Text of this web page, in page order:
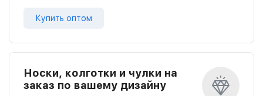
Купить оптом
Носки, колготки и чулки на
заказ по вашему дизайну